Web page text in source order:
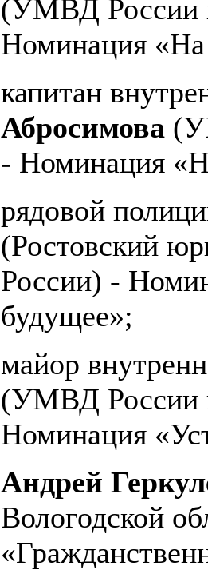
(УМВД России
Номинация
капитан
Абросимова
- Номинация
рядовой
(Ростовский
России) -
будущее»;
майор
(УМВД России
Номинация
Андрей
Вологодской